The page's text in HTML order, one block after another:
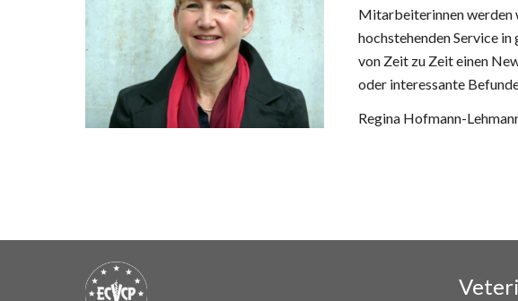
Mitarbeiterinnen werden
hochstehenden Service
von Zeit zu Zeit einen
oder interessante
Regina Hofmann-